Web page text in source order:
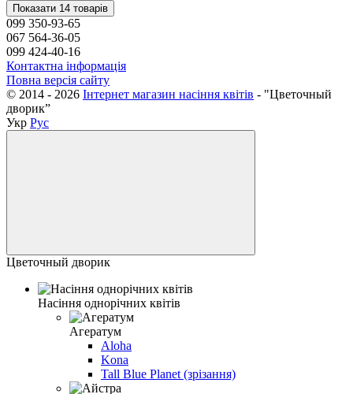
Показати 14 товарів
099 350-93-65
067 564-36-05
099 424-40-16
Контактна інформація
Повна версія сайту
© 2014 - 2026 Інтернет магазин насіння квітів - "Цветочный
дворик”
Укр Рус
Цветочный дворик
Насіння однорічних квітів
Агератум
Aloha
Kona
Tall Blue Planet (зрізання)